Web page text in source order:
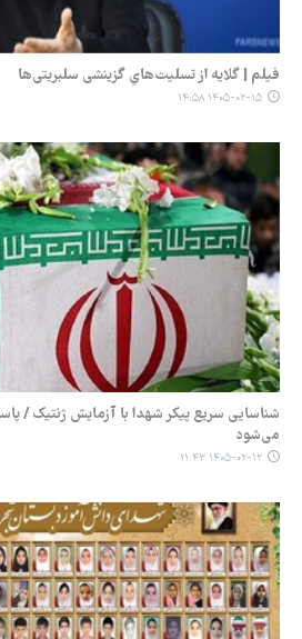
فیلم | گلایه‌ از تسلیت‌هایِ گزینشی سلبریتی‌ها
۱۴۰۵-۰۲-۱۵ ۱۴:۵۸
شناسایی سریع پیکر شهدا با آزمایش ژنتیک /
می‌شود
۱۴۰۵-۰۲-۱۲ ۱۱:۴۳